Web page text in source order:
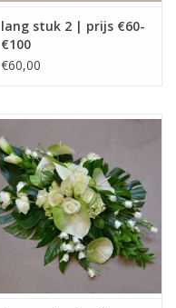
lang stuk 2 | prijs €60-
€100
€60,00